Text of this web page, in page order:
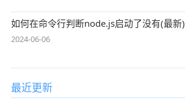
如何在命令行判断node.js启动了没有(最新)
2024-06-06
最近更新